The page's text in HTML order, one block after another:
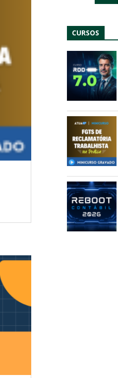
CURSOS